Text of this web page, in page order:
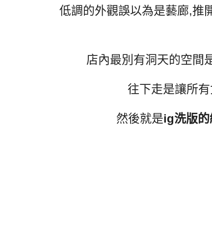
低調的外觀誤以為是藝廊,推
店內最別有洞天的空間
往下走是讓所
然後就是ig洗版的